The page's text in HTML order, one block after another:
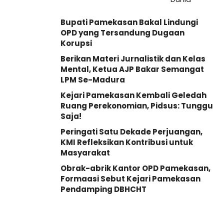
Bupati Pamekasan Bakal Lindungi
OPD yang Tersandung Dugaan
Korupsi
Berikan Materi Jurnalistik dan Kelas
Mental, Ketua AJP Bakar Semangat
LPM Se-Madura
Kejari Pamekasan Kembali Geledah
Ruang Perekonomian, Pidsus: Tunggu
Saja!
Peringati Satu Dekade Perjuangan,
KMI Refleksikan Kontribusi untuk
Masyarakat
Obrak-abrik Kantor OPD Pamekasan,
Formaasi Sebut Kejari Pamekasan
Pendamping DBHCHT